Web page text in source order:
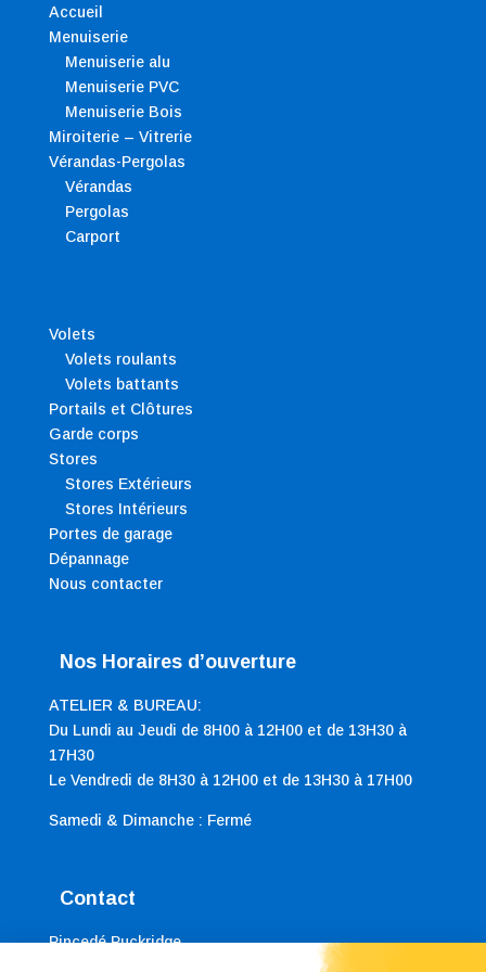
Accueil
Menuiserie
Menuiserie alu
Menuiserie PVC
Menuiserie Bois
Miroiterie – Vitrerie
Vérandas-Pergolas
Vérandas
Pergolas
Carport
Volets
Volets roulants
Volets battants
Portails et Clôtures
Garde corps
Stores
Stores Extérieurs
Stores Intérieurs
Portes de garage
Dépannage
Nous contacter
Nos Horaires d’ouverture
ATELIER & BUREAU:
Du Lundi au Jeudi de 8H00 à 12H00 et de 13H30 à
17H30
Le Vendredi de 8H30 à 12H00 et de 13H30 à 17H00
Samedi & Dimanche : Fermé
Contact
Pincedé Puckridge
121 porte droite, rue de Brequerecque 62200